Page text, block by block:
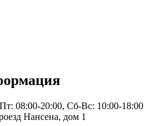
08:00-20:00, Сб-Вс: 10:00-18:00
Нансена, дом 1